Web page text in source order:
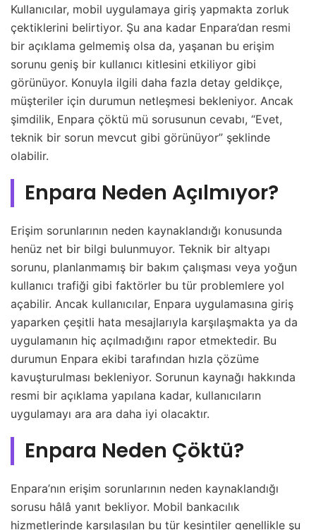
Kullanıcılar, mobil uygulamaya giriş yapmakta zorluk
çektiklerini belirtiyor. Şu ana kadar Enpara’dan resmi
bir açıklama gelmemiş olsa da, yaşanan bu erişim
sorunu geniş bir kullanıcı kitlesini etkiliyor gibi
görünüyor. Konuyla ilgili daha fazla detay geldikçe,
müşteriler için durumun netleşmesi bekleniyor. Ancak
şimdilik, Enpara çöktü mü sorusunun cevabı, “Evet,
teknik bir sorun mevcut gibi görünüyor” şeklinde
olabilir.
Enpara Neden Açılmıyor?
Erişim sorunlarının neden kaynaklandığı konusunda
henüz net bir bilgi bulunmuyor. Teknik bir altyapı
sorunu, planlanmamış bir bakım çalışması veya yoğun
kullanıcı trafiği gibi faktörler bu tür problemlere yol
açabilir. Ancak kullanıcılar, Enpara uygulamasına giriş
yaparken çeşitli hata mesajlarıyla karşılaşmakta ya da
uygulamanın hiç açılmadığını rapor etmektedir. Bu
durumun Enpara ekibi tarafından hızla çözüme
kavuşturulması bekleniyor. Sorunun kaynağı hakkında
resmi bir açıklama yapılana kadar, kullanıcıların
uygulamayı ara ara daha iyi olacaktır.
Enpara Neden Çöktü?
Enpara’nın erişim sorunlarının neden kaynaklandığı
sorusu hâlâ yanıt bekliyor. Mobil bankacılık
hizmetlerinde karşılaşılan bu tür kesintiler genellikle şu